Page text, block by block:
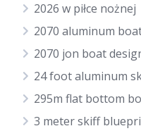
2026 w piłce nożnej
2070 aluminum
2070 jon boat
24 foot aluminum
295m flat bottom
3 meter skiff